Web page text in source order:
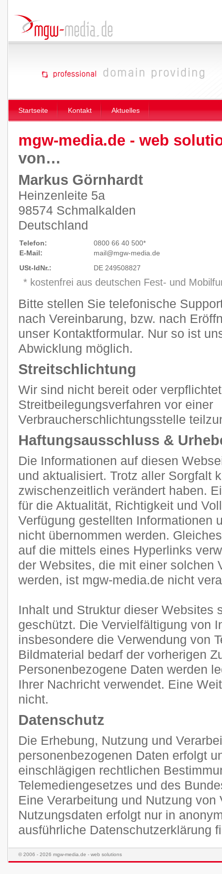
Startseite Kontakt Aktuelles
mgw-media.de - web
von…
Markus Görnhardt
Heinzenleite 5a
98574 Schmalkalden
Deutschland
Telefon:
0800 66 40 500*
E-Mail:
mail@mgw-media.de
USt-IdNr.:
DE 249508827
* kostenfrei aus deutschen Fest- und
Bitte stellen Sie telefonische
nach Vereinbarung, bzw. nach
unser Kontaktformular. Nur so ist
Abwicklung möglich.
Streitschlichtung
Wir sind nicht bereit oder
Streitbeilegungsverfahren vor einer
Verbraucherschlichtungsstelle
Haftungsausschluss &
Die Informationen auf diesen
und aktualisiert. Trotz aller Sorgfalt
zwischenzeitlich verändert haben.
für die Aktualität, Richtigkeit und
Verfügung gestellten Informationen
nicht übernommen werden.
auf die mittels eines Hyperlinks
der Websites, die mit einer solchen
werden, ist mgw-media.de nicht
Inhalt und Struktur dieser Websites
geschützt. Die Vervielfältigung von
insbesondere die Verwendung von
Bildmaterial bedarf der vorherigen
Personenbezogene Daten werden
Ihrer Nachricht verwendet. Eine
nicht.
Datenschutz
Die Erhebung, Nutzung und
personenbezogenen Daten erfolgt
einschlägigen rechtlichen
Telemediengesetzes und des
Eine Verarbeitung und Nutzung von
Nutzungsdaten erfolgt nur in
ausführliche Datenschutzerklärung
© 2006 - 2026 mgw-media.de - web solutions